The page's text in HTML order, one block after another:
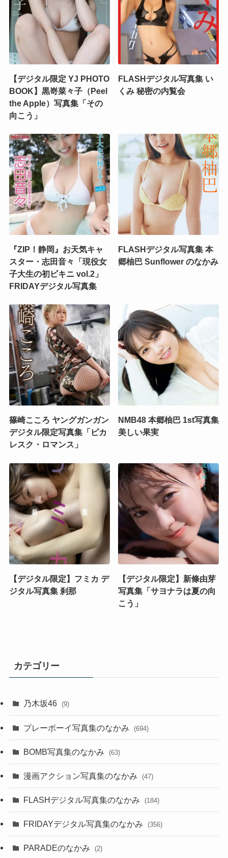
【デジタル限定 YJ PHOTO
BOOK】黒嵜菜々子（Peel
the Apple）写真集「その
向こう」
FLASHデジタル写真集 い
くみ 秘密の内覧会
『ZIP！静岡』お天気キャ
スター・志田音々「現役女
子大生の初ビキニ vol.2」
FRIDAYデジタル写真集
FLASHデジタル写真集 本
郷柚巴 Sunflower のなかみ
篠崎こころ ヤングガンガン
デジタル限定写真集「ピカ
レスク・ロマンス」
NMB48 本郷柚巴 1st写真集
美しい果実
【デジタル限定】フミカ デ
ジタル写真集 刹那
【デジタル限定】新條由芽
写真集「サヨナラは夏の向
こう」
カテゴリー
乃木坂46 (9)
プレーボーイ写真集のなかみ (694)
BOMB写真集のなかみ (63)
漫画アクション写真集のなかみ (47)
FLASHデジタル写真集のなかみ (184)
FRIDAYデジタル写真集のなかみ (356)
PARADEのなかみ (2)